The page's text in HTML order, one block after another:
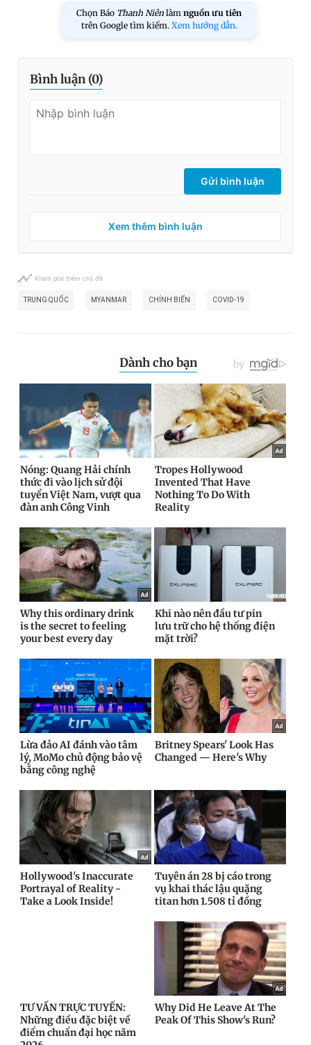
Chọn Báo Thanh Niên làm nguồn ưu tiên
trên Google tìm kiếm. Xem hướng dẫn.
Bình luận (0)
Gửi bình luận
Xem thêm bình luận
Khám phá thêm chủ đề
TRUNG QUỐC MYANMAR CHÍNH BIẾN COVID-19